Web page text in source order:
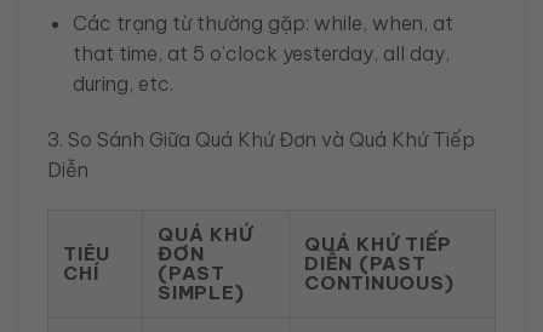
Các trạng từ thường gặp: while, when, at
that time, at 5 o’clock yesterday, all day,
during, etc.
3. So Sánh Giữa Quá Khứ Đơn và Quá Khứ Tiếp
Diễn
TIÊU
CHÍ
QUÁ KHỨ
ĐƠN
(PAST
SIMPLE)
QUÁ KHỨ TIẾP
DIỄN (PAST
CONTINUOUS)